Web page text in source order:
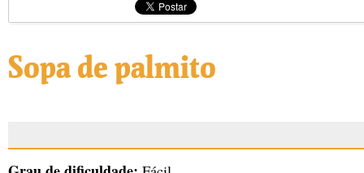
Sopa de palmito